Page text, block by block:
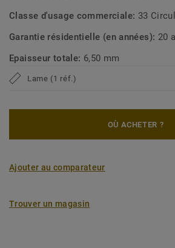
Classe d'usage commerciale: 33
Garantie résidentielle (en années): 20
Epaisseur totale: 6,50 mm
Lame (1 réf.)
OÙ ACHETER ?
Ajouter au comparateur
Trouver un magasin